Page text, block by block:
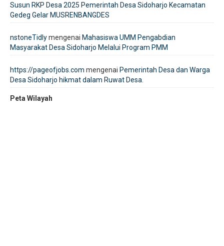
Susun RKP Desa 2025 Pemerintah Desa Sidoharjo Kecamatan
Gedeg Gelar MUSRENBANGDES
nstoneTidlymengenai Mahasiswa UMM Pengabdian
Masyarakat Desa Sidoharjo Melalui Program PMM
https://pageofjobs.com mengenai Pemerintah Desa dan Warga
Desa Sidoharjo hikmat dalam Ruwat Desa.
Peta Wilayah